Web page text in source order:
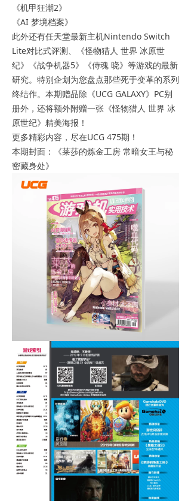
《机甲狂潮2》
《AI 梦境档案》
此外还有任天堂最新主机Nintendo Switch
Lite对比式评测、《怪物猎人 世界 冰原世
纪》《战争机器5》《侍魂 晓》等游戏的最新
研究。特别企划为您盘点那些死于变革的系列
终结作。本期赠品除《UCG GALAXY》PC别
册外，还将额外附赠一张《怪物猎人 世界 冰
原世纪》精美海报！
更多精彩内容，尽在UCG 475期！
本期封面：《莱莎的炼金工房 常暗女王与秘
密藏身处》